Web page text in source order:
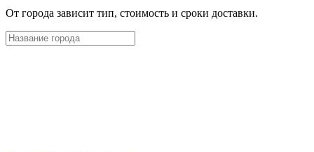
От города зависит тип, стоимость и сроки доставки.